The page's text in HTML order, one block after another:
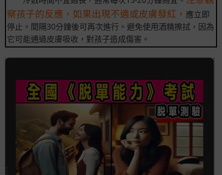
察孩子的反應，如果出現不適或皮膚發紅， 應立即
停止。間隔30分鐘後可再次進行。避免使用酒精擦拭，因為
它可能通過皮膚吸收，對孩子造成傷害。